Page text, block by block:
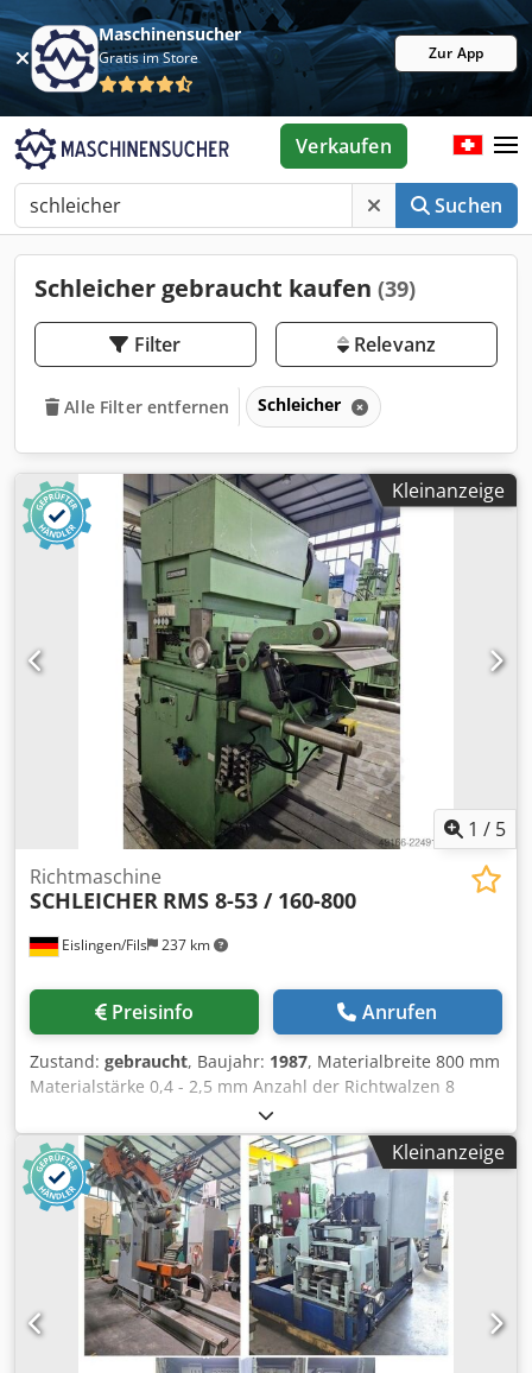
Maschinensucher
Gratis im Store Zur App
Suchen
Verkaufen
Schleicher gebraucht kaufen (39)
Filter Relevanz
Alle Filter entfernen Schleicher
Kleinanzeige
1 / 5
Eislingen/Fils 237 km
Richtmaschine
SCHLEICHER RMS 8-53 / 160-800
Preisinfo Anrufen
Zustand: gebraucht, Baujahr: 1987, Materialbreite 800 mm
Materialstärke 0,4 - 2,5 mm Anzahl der Richtwalzen 8
Richtwalzendurchmesser 53 mm Anzahl der
Einzugswalzen 2 Einzugswalzendurchmesser 160 mm
Materialstärke bei 800 mm Materialbreite (Niro) 0,6 mm
Materialstärke bei 800 mm Materialbreite (Stahl) 1,0 mm
Materialstärke bei 150 mm Materialbreite (Niro) 2,5 mm
Materialquerschnitt 975 mm² Geschwindigkeit - 35 m/min
Antriebsleistung 2,1 kW Crjdpfezrpufjx Agkef Gewicht 7,0 t
Raumbedarf (BxTxH) 2,0 x 2,0 x 2,3 m Richtmaschine RM 8-
53/160-800 mit stufenlos regelbarem Antrieb, Richtwalzen
angetrieben, Stützwalzen, Richtstuhl hydraulisch lüftbar,
motorischer Walzenstuhlverstellung, hydraulischem
Kleinanzeige